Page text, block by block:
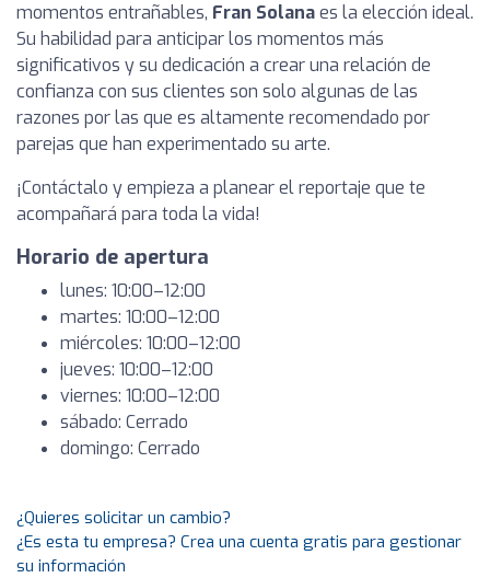
momentos entrañables, Fran Solanaes la elección ideal.
Su habilidad para anticipar los momentos más
significativos y su dedicación a crear una relación de
confianza con sus clientes son solo algunas de las
razones por las que es altamente recomendado por
parejas que han experimentado su arte.
¡Contáctalo y empieza a planear el reportaje que te
acompañará para toda la vida!
Horario de apertura
lunes: 10:00–12:00
martes: 10:00–12:00
miércoles: 10:00–12:00
jueves: 10:00–12:00
viernes: 10:00–12:00
sábado: Cerrado
domingo: Cerrado
¿Quieres solicitar un cambio?
¿Es esta tu empresa? Crea una cuenta gratis para gestionar
su información